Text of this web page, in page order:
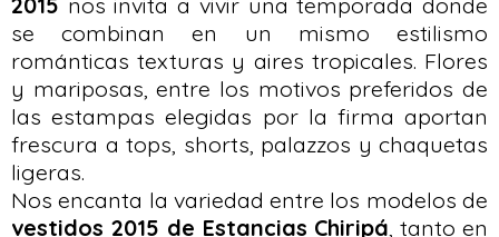
se combinan en un mismo estilismo
románticas texturas y aires tropicales. Flores
y mariposas, entre los motivos preferidos de
las estampas elegidas por la firma aportan
frescura a tops, shorts, palazzos y chaquetas
ligeras.
Nos encanta la variedad entre los modelos de
vestidos 2015 de Estancias Chiripá, tanto en